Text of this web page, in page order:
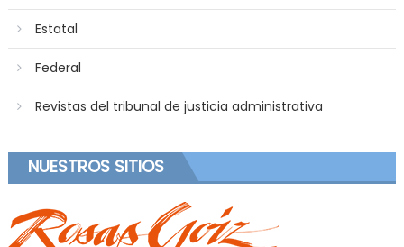
Estatal
Federal
Revistas del tribunal de justicia administrativa
NUESTROS SITIOS